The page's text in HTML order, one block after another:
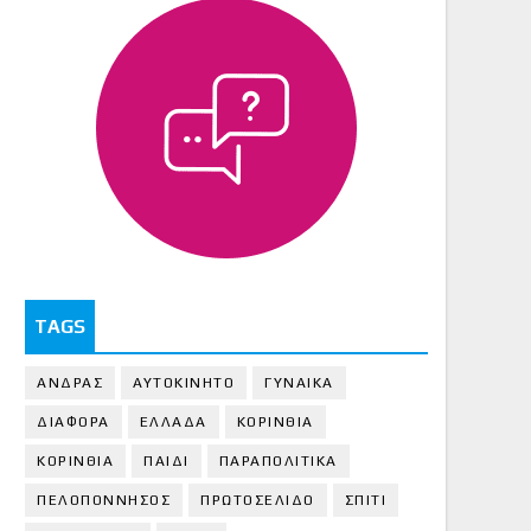
TAGS
ΑΝΔΡΑΣ ΑΥΤΟΚΙΝΗΤΟ ΓΥΝΑΙΚΑ
ΔΙΑΦΟΡΑ ΕΛΛΑΔΑ ΚΟΡΙΝΘΙΑ
ΚΟΡΙΝΘΙA ΠΑΙΔΙ ΠΑΡΑΠΟΛΙΤΙΚΑ
ΠΕΛΟΠΟΝΝΗΣΟΣ ΠΡΩΤΟΣΕΛΙΔΟ ΣΠΙΤΙ